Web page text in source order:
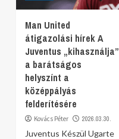
Man United
átigazolási hírek A
Juventus „kihasználja”
a barátságos
helyszínt a
középpályás
felderítésére
Kovács Péter 2026.03.30.
Juventus Készül Ugarte